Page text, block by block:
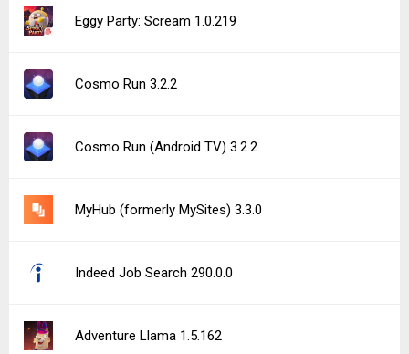
Eggy Party: Scream 1.0.219
Cosmo Run 3.2.2
Cosmo Run (Android TV) 3.2.2
MyHub (formerly MySites) 3.3.0
Indeed Job Search 290.0.0
Adventure Llama 1.5.162